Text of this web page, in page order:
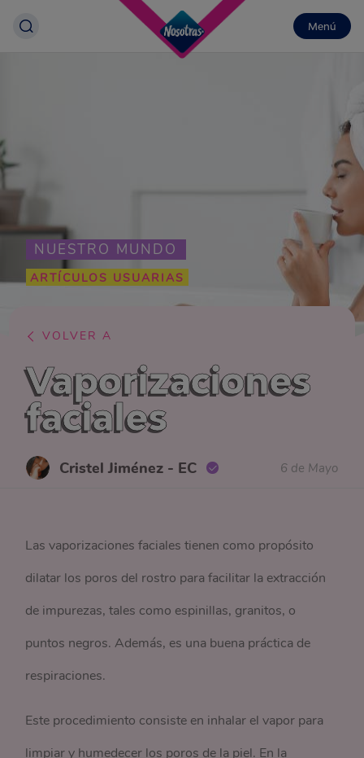
Menú
NUESTRO MUNDO
ARTÍCULOS USUARIAS
VOLVER A
Vaporizaciones
faciales
Cristel Jiménez - EC 6 de Mayo
Las vaporizaciones faciales tienen como propósito
dilatar los poros del rostro para facilitar la extracción
de impurezas, tales como espinillas, granitos, o
puntos negros. Además, es una buena práctica de
respiraciones.
Este procedimiento consiste en inhalar el vapor para
limpiar y humedecer los poros de la piel. En la